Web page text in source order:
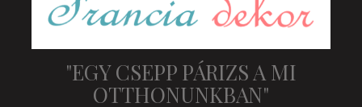
"EGY CSEPP PÁRIZS A MI
OTTHONUNKBAN"